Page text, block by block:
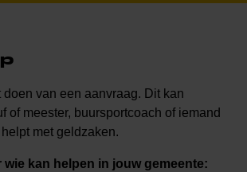
van een aanvraag. Dit kan
of meester, buursportcoach of iemand
met geldzaken.
wie kan helpen in jouw gemeente: